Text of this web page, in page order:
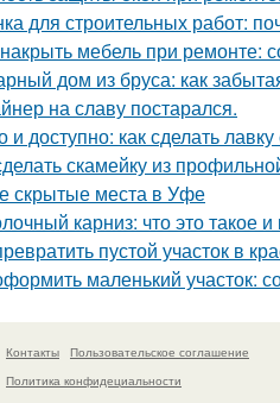
для строительных работ:
мебель при ремонте:
дом из бруса: как
на славу постарался.
и доступно: как сделать
скамейку из
скрытые места в Уфе
карниз: что это такое
пустой участок в
маленький участок:
Контакты
Пользовательское соглашение
Политика конфидециальности